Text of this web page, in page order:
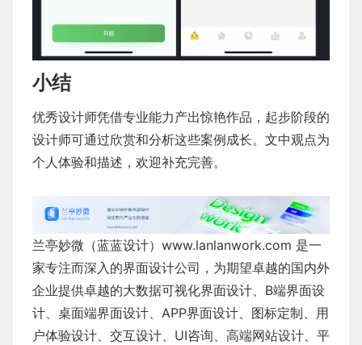
小结
优秀设计师凭借专业能力产出惊艳作品，起步阶段的
设计师可通过欣赏和分析这些案例成长。文中观点为
个人体验和描述，欢迎补充完善。
兰亭妙微（蓝蓝设计） www.lanlanwork.com 是一
家专注而深入的界面设计公司，为期望卓越的国内外
企业提供卓越的大数据可视化界面设计、 B端界面设
计、 桌面端界面设计、 APP界面设计、 图标定制、 用
户体验设计、 交互设计、 UI咨询、 高端网站设计、 平